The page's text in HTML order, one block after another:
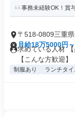
事務未経験OK！賞
〒518-0809三重
月給18万5000円
求めている人材
【こんな方歓迎】
制服あり ランチタイ